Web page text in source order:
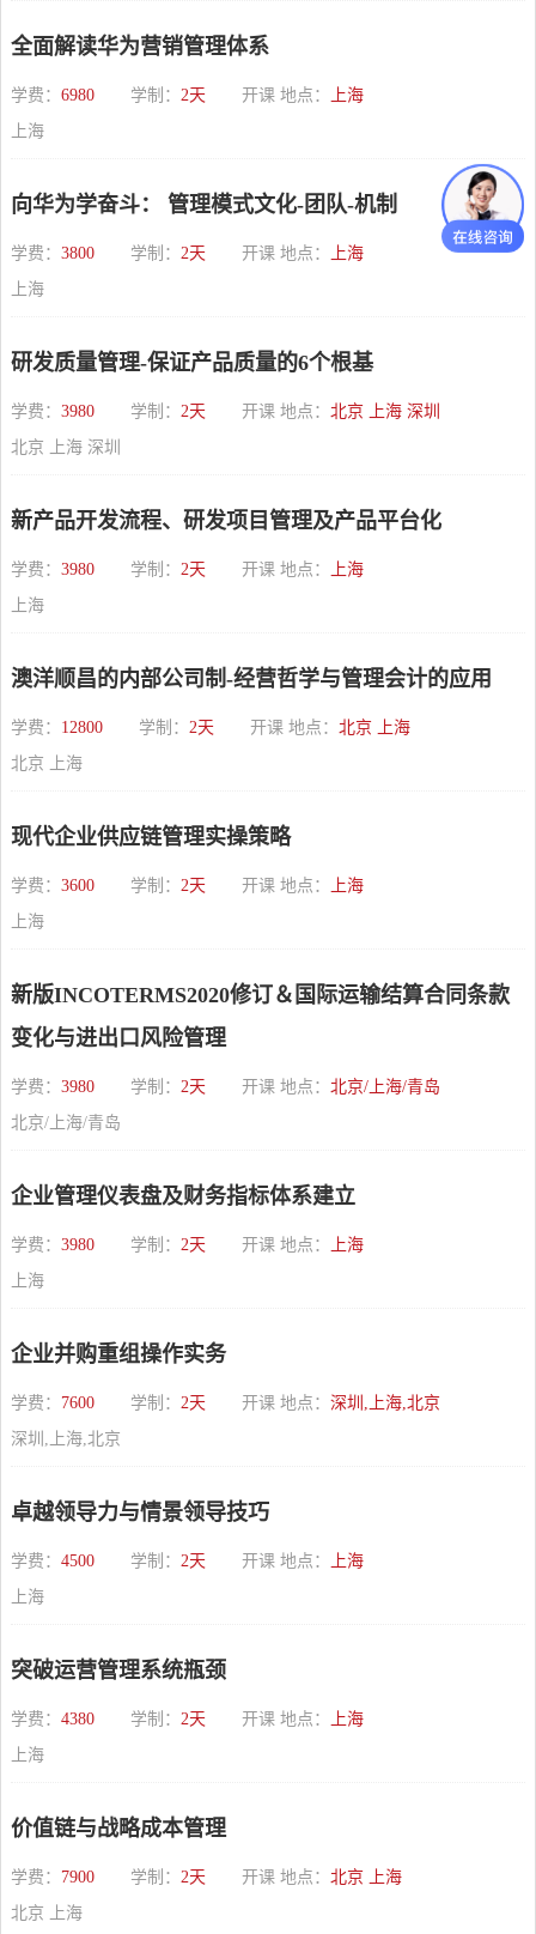
全面解读华为营销管理体系
学费： 6980 学制： 2天 开课 地点：
上海
上海
向华为学奋斗： 管理模式文化-团队-机制
学费： 3800 学制： 2天 开课 地点：
上海
上海
研发质量管理-保证产品质量的6个根基
学费： 3980 学制： 2天 开课 地点： 北京 上海 深圳
北京 上海 深圳
新产品开发流程、研发项目管理及产品平台化
学费： 3980 学制： 2天 开课 地点：
上海
上海
澳洋顺昌的内部公司制-经营哲学与管理会计的应用
学费： 12800 学制： 2天 开课 地点： 北京 上海
北京 上海
现代企业供应链管理实操策略
学费： 3600 学制： 2天 开课 地点：
上海
上海
新版INCOTERMS2020修订＆国际运输结算合同条款
变化与进出口风险管理
学费： 3980 学制： 2天 开课 地点： 北京/上海/青岛
北京/上海/青岛
企业管理仪表盘及财务指标体系建立
学费： 3980 学制： 2天 开课 地点：
上海
上海
企业并购重组操作实务
学费： 7600 学制： 2天 开课 地点： 深圳,上海,北京
深圳,上海,北京
卓越领导力与情景领导技巧
学费： 4500 学制： 2天 开课 地点：
上海
上海
突破运营管理系统瓶颈
学费： 4380 学制： 2天 开课 地点：
上海
上海
价值链与战略成本管理
学费： 7900 学制： 2天 开课 地点： 北京 上海
北京 上海